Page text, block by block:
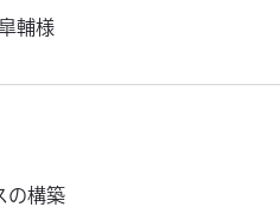
輔様
の構築